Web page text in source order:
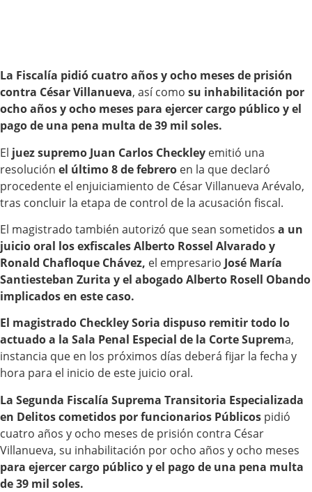
La Fiscalía pidió cuatro años y ocho meses de prisión
contra César Villanueva, así como su inhabilitación por
ocho años y ocho meses para ejercer cargo público y el
pago de una pena multa de 39 mil soles.
El juez supremo Juan Carlos Checkley emitió una
resolución el último 8 de febrero en la que declaró
procedente el enjuiciamiento de César Villanueva Arévalo,
tras concluir la etapa de control de la acusación fiscal.
El magistrado también autorizó que sean sometidos a un
juicio oral los exfiscales Alberto Rossel Alvarado y
Ronald Chafloque Chávez, el empresario José María
Santiesteban Zurita y el abogado Alberto Rosell Obando
implicados en este caso.
El magistrado Checkley Soria dispuso remitir todo lo
actuado a la Sala Penal Especial de la Corte Suprema,
instancia que en los próximos días deberá fijar la fecha y
hora para el inicio de este juicio oral.
La Segunda Fiscalía Suprema Transitoria Especializada
en Delitos cometidos por funcionarios Públicos pidió
cuatro años y ocho meses de prisión contra César
Villanueva, su inhabilitación por ocho años y ocho meses
para ejercer cargo público y el pago de una pena multa
de 39 mil soles.